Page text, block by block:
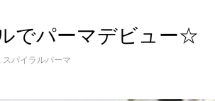
でパーマデビュー☆
, スパイラルパーマ